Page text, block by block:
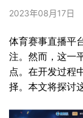
2023年08月17日
体育赛事直播平
注。然而，这一
点。在开发过程
择。本文将探讨